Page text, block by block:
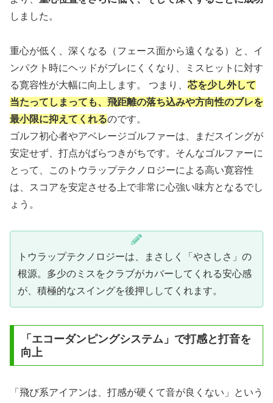
しました。
重心が低く、深くなる（フェース面から遠くなる）と、イ
ンパクト時にヘッドがブレにくくなり、ミスヒットに対す
る寛容性が大幅に向上します。 つまり、 芯を少し外して
当たってしまっても、飛距離の落ち込みや方向性のブレを
最小限に抑えてくれるのです。
ゴルフ初心者やアベレージゴルファーは、まだスイングが
安定せず、打点がばらつきがちです。そんなゴルファーに
とって、このトウラップテクノロジーによる高い寛容性
は、スコアを安定させる上で非常に心強い味方となるでし
ょう。
トウラップテクノロジーは、まさしく「やさしさ」の
根源。多少のミスをクラブがカバーしてくれる安心感
が、積極的なスイングを後押ししてくれます。
「エコーダンピングシステム」で打感と打音を
向上
「飛び系アイアンは、打感が硬くて音が良くない」という